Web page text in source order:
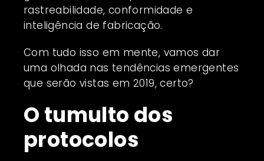
rastreabilidade, conformidade e
inteligência de fabricação.
Com tudo isso em mente, vamos dar
uma olhada nas tendências emergentes
que serão vistas em 2019, certo?
O tumulto dos
protocolos